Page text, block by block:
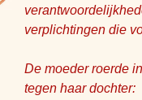
verplichtingen die
De moeder roerde
tegen haar dochter: